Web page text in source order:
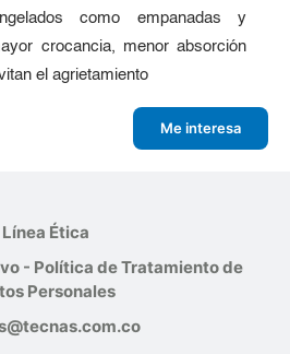
como empanadas y
crocancia, menor absorción
el agrietamiento
Me interesa
Línea Ética
- Política de Tratamiento de
Personales